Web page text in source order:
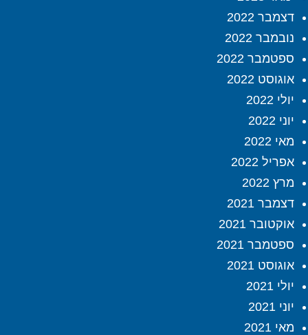
דצמבר 2022
נובמבר 2022
ספטמבר 2022
אוגוסט 2022
יולי 2022
יוני 2022
מאי 2022
אפריל 2022
מרץ 2022
דצמבר 2021
אוקטובר 2021
ספטמבר 2021
אוגוסט 2021
יולי 2021
יוני 2021
מאי 2021